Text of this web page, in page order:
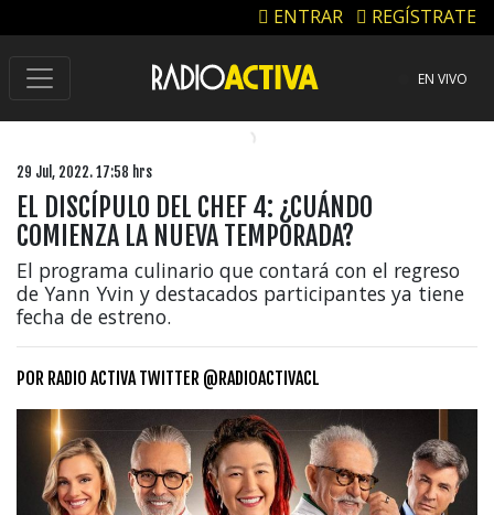
ENTRAR REGÍSTRATE
EN VIVO
29 Jul, 2022. 17:58 hrs
EL DISCÍPULO DEL CHEF 4: ¿CUÁNDO
COMIENZA LA NUEVA TEMPORADA?
El programa culinario que contará con el regreso
de Yann Yvin y destacados participantes ya tiene
fecha de estreno.
POR RADIO ACTIVA TWITTER @RADIOACTIVACL